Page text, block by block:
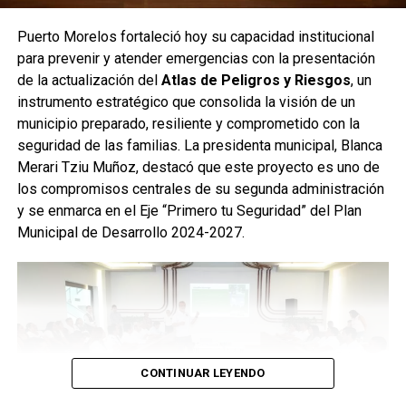
Puerto Morelos fortaleció hoy su capacidad institucional
para prevenir y atender emergencias con la presentación
de la actualización del Atlas de Peligros y Riesgos, un
instrumento estratégico que consolida la visión de un
municipio preparado, resiliente y comprometido con la
seguridad de las familias. La presidenta municipal, Blanca
Merari Tziu Muñoz, destacó que este proyecto es uno de
los compromisos centrales de su segunda administración
y se enmarca en el Eje “Primero tu Seguridad” del Plan
Municipal de Desarrollo 2024-2027.
CONTINUAR LEYENDO